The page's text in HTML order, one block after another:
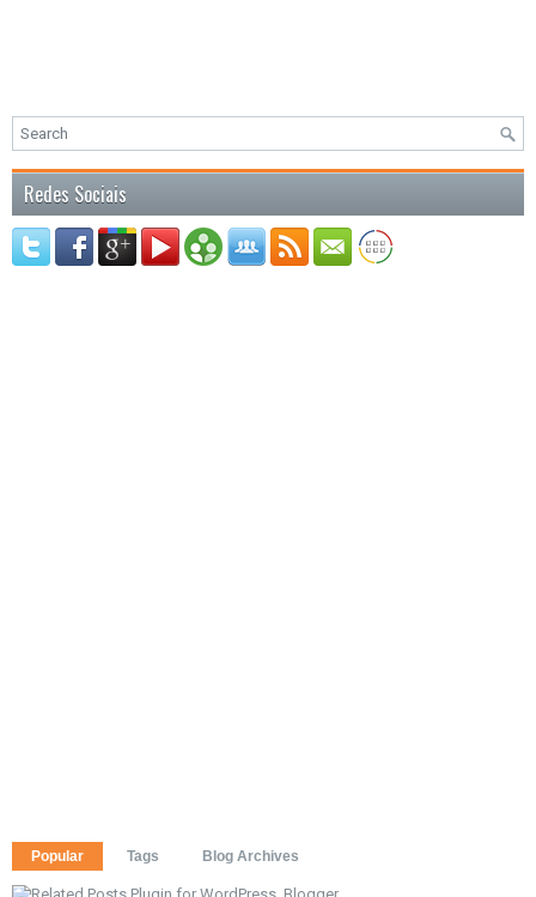
Redes Sociais
Popular Tags Blog Archives